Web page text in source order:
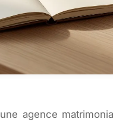
agence